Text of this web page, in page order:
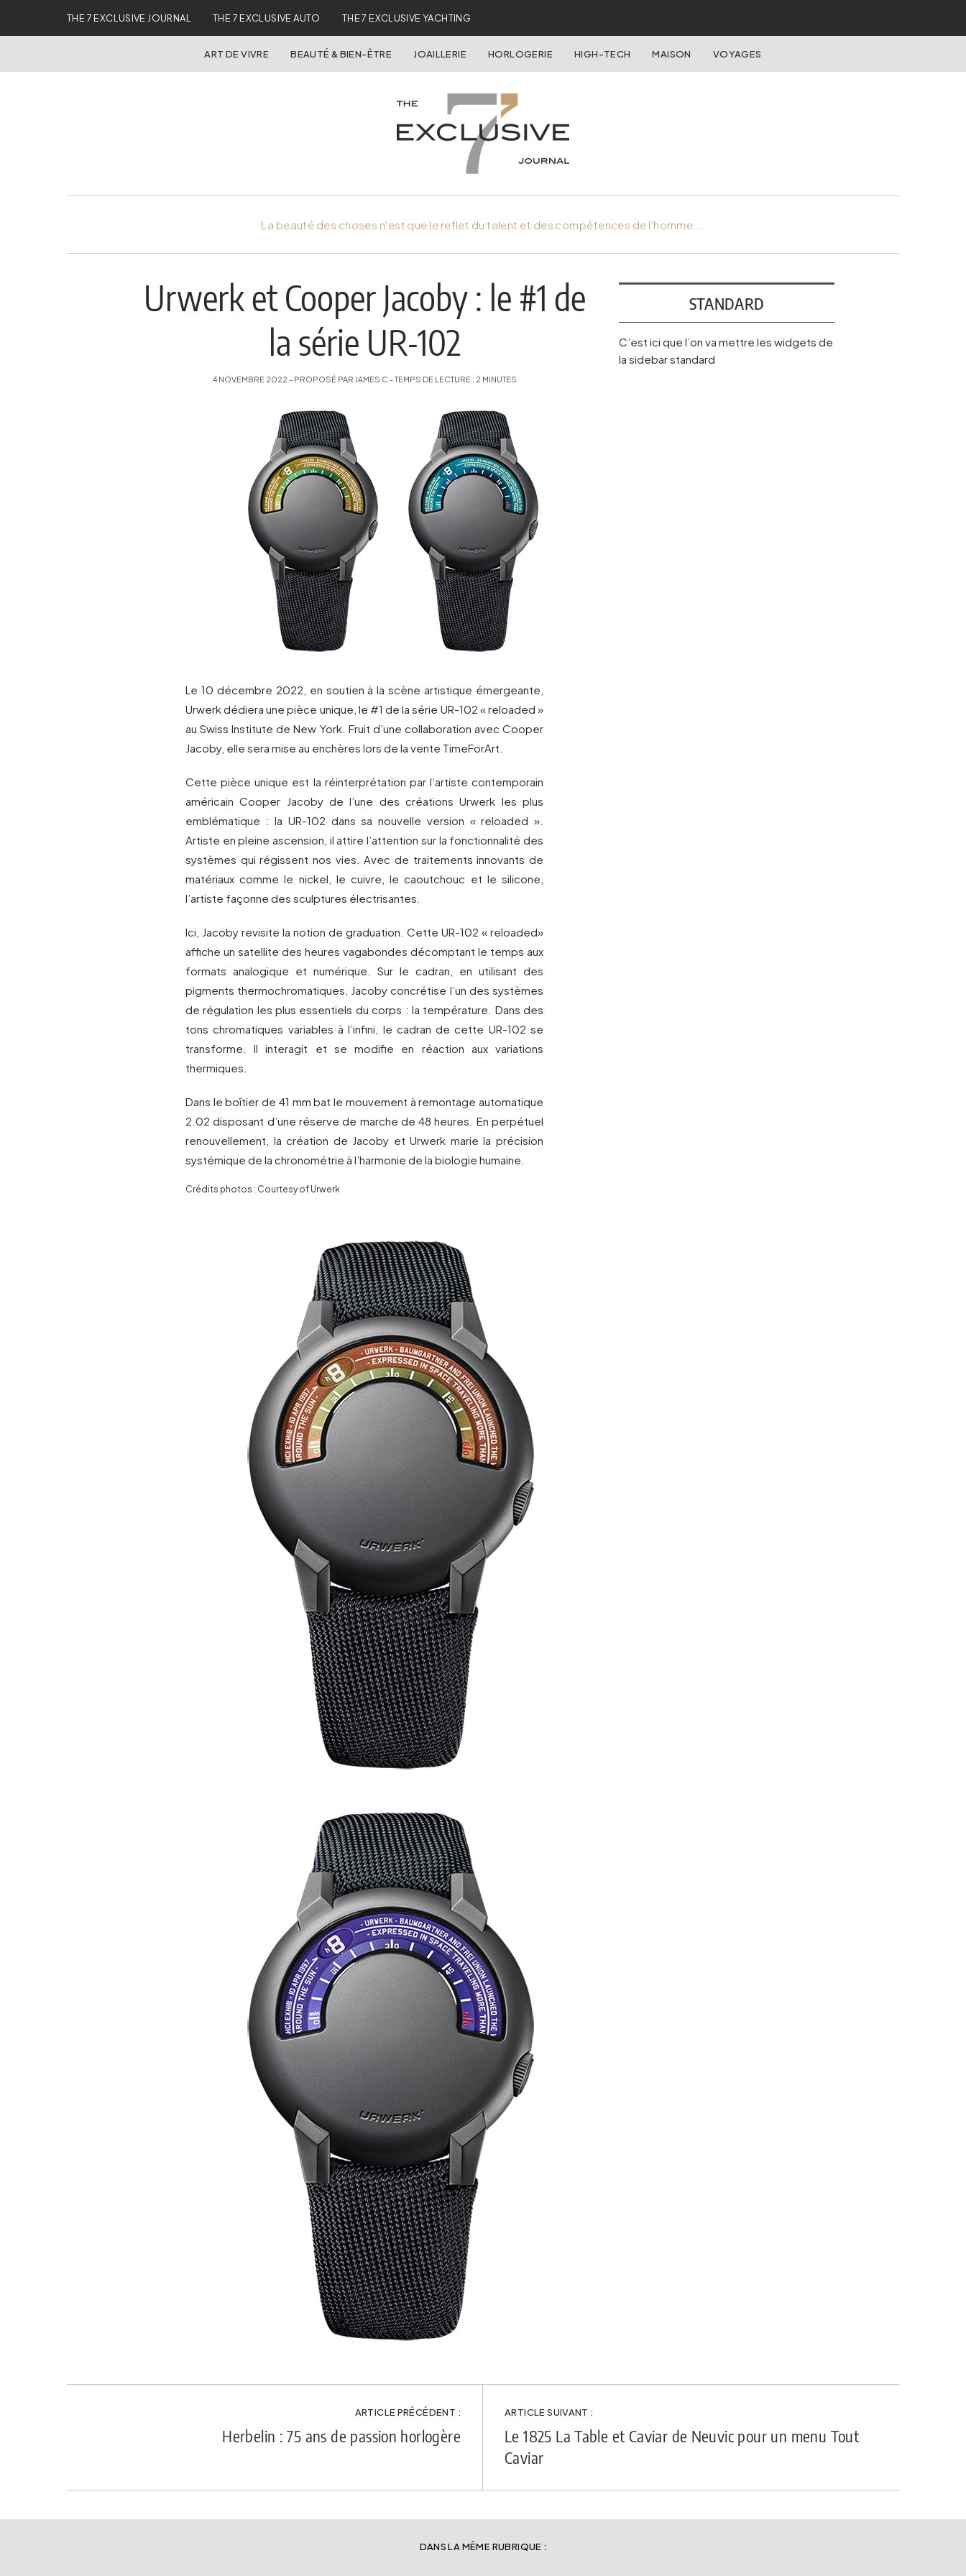
THE 7 EXCLUSIVE JOURNAL THE 7 EXCLUSIVE AUTO THE 7 EXCLUSIVE YACHTING
ART DE VIVRE BEAUTÉ & BIEN-ÊTRE JOAILLERIE HORLOGERIE HIGH-TECH MAISON VOYAGES
La beauté des choses n'est que le reflet du talent et des compétences de l'homme...
Urwerk et Cooper Jacoby : le #1 de
la série UR-102
4 NOVEMBRE 2022 - PROPOSÉ PAR JAMES C - TEMPS DE LECTURE : 2 MINUTES
Le 10 décembre 2022, en soutien à la scène artistique émergeante,
Urwerk dédiera une pièce unique, le #1 de la série UR-102 « reloaded »
au Swiss Institute de New York. Fruit d’une collaboration avec Cooper
Jacoby, elle sera mise au enchères lors de la vente TimeForArt.
Cette pièce unique est la réinterprétation par l’artiste contemporain
américain Cooper Jacoby de l’une des créations Urwerk les plus
emblématique : la UR-102 dans sa nouvelle version « reloaded ».
Artiste en pleine ascension, il attire l’attention sur la fonctionnalité des
systèmes qui régissent nos vies. Avec de traitements innovants de
matériaux comme le nickel, le cuivre, le caoutchouc et le silicone,
l’artiste façonne des sculptures électrisantes.
Ici, Jacoby revisite la notion de graduation. Cette UR-102 « reloaded»
affiche un satellite des heures vagabondes décomptant le temps aux
formats analogique et numérique. Sur le cadran, en utilisant des
pigments thermochromatiques, Jacoby concrétise l’un des systèmes
de régulation les plus essentiels du corps : la température. Dans des
tons chromatiques variables à l’infini, le cadran de cette UR-102 se
transforme. Il interagit et se modifie en réaction aux variations
thermiques.
Dans le boîtier de 41 mm bat le mouvement à remontage automatique
2.02 disposant d’une réserve de marche de 48 heures. En perpétuel
renouvellement, la création de Jacoby et Urwerk marie la précision
systémique de la chronométrie à l’harmonie de la biologie humaine.
Crédits photos : Courtesy of Urwerk
STANDARD
C’est ici que l’on va mettre les widgets de
la sidebar standard
ARTICLE PRÉCÉDENT :
Herbelin : 75 ans de passion horlogère
ARTICLE SUIVANT :
Le 1825 La Table et Caviar de Neuvic pour un menu Tout
Caviar
DANS LA MÊME RUBRIQUE :